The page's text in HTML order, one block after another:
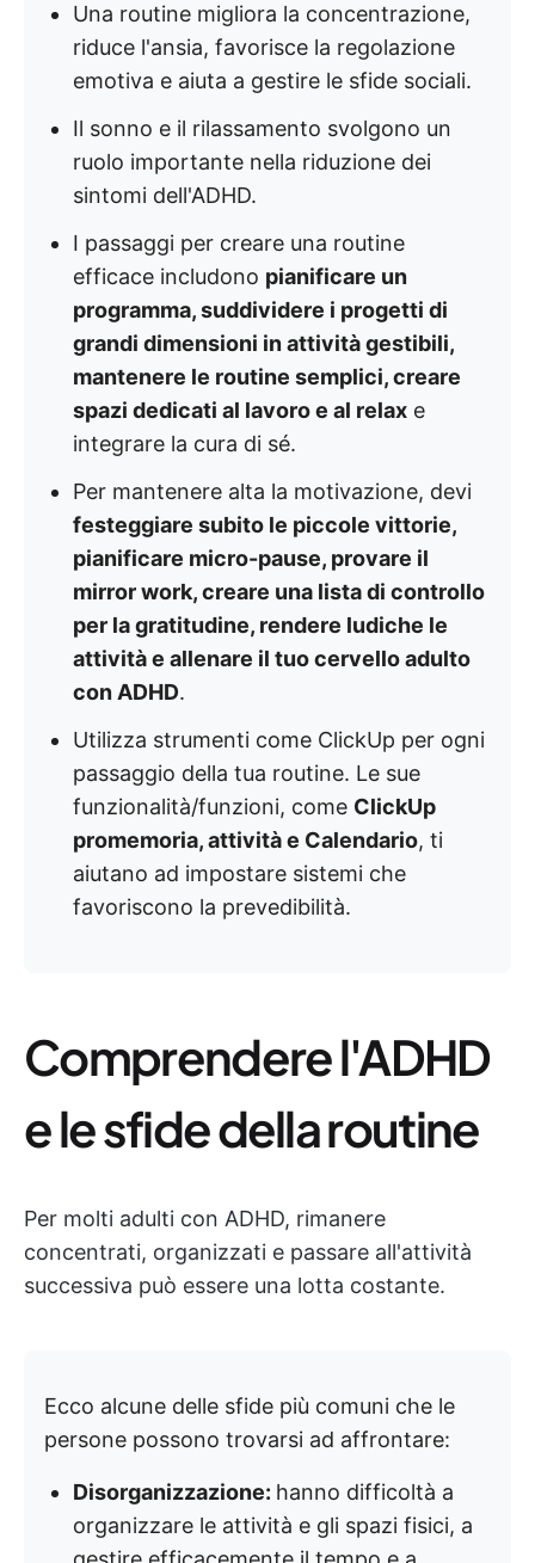
Una routine migliora la concentrazione,
riduce l'ansia, favorisce la regolazione
emotiva e aiuta a gestire le sfide sociali.
Il sonno e il rilassamento svolgono un
ruolo importante nella riduzione dei
sintomi dell'ADHD.
I passaggi per creare una routine
efficace includono pianificare un
programma, suddividere i progetti di
grandi dimensioni in attività gestibili,
mantenere le routine semplici, creare
spazi dedicati al lavoro e al relax e
integrare la cura di sé.
Per mantenere alta la motivazione, devi
festeggiare subito le piccole vittorie,
pianificare micro-pause, provare il
mirror work, creare una lista di controllo
per la gratitudine, rendere ludiche le
attività e allenare il tuo cervello adulto
con ADHD.
Utilizza strumenti come ClickUp per ogni
passaggio della tua routine. Le sue
funzionalità/funzioni, come ClickUp
promemoria, attività e Calendario, ti
aiutano ad impostare sistemi che
favoriscono la prevedibilità.
Comprendere l'ADHD
e le sfide della routine
Per molti adulti con ADHD, rimanere
concentrati, organizzati e passare all'attività
successiva può essere una lotta costante.
Ecco alcune delle sfide più comuni che le
persone possono trovarsi ad affrontare:
Disorganizzazione: hanno difficoltà a
organizzare le attività e gli spazi fisici, a